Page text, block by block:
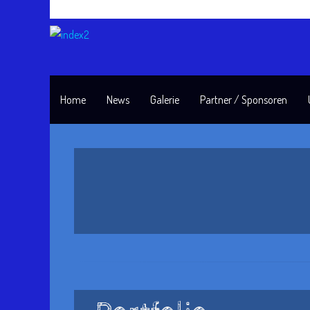
Home News Galerie Partner / Sponsoren